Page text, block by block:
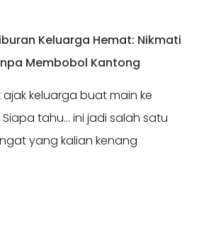
Keluarga Hemat: Nikmati
Membobol Kantong
ajak keluarga buat main ke
tahu… ini jadi salah satu
yang kalian kenang